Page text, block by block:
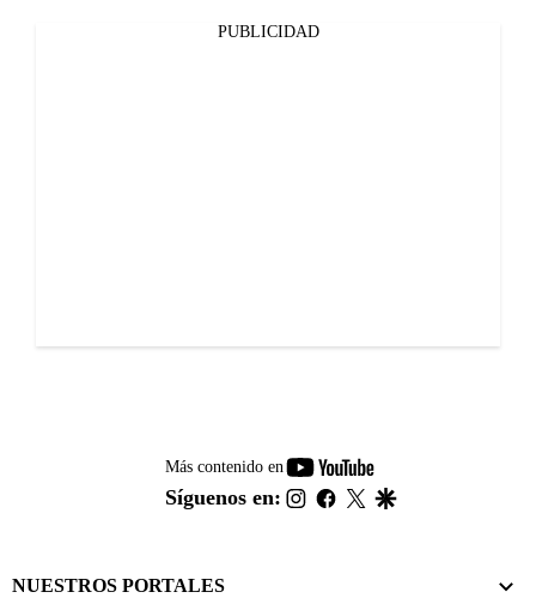
PUBLICIDAD
Más contenido en
youtube-
footer
Síguenos en: instagram
facebook
twitter
NUESTROS PORTALES